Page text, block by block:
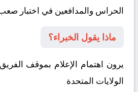
الحراس والمدافعين في اختبار
ماذا يقول الخبراء؟
يرون اهتمام الإعلام بموقف
الولايات المتحدة